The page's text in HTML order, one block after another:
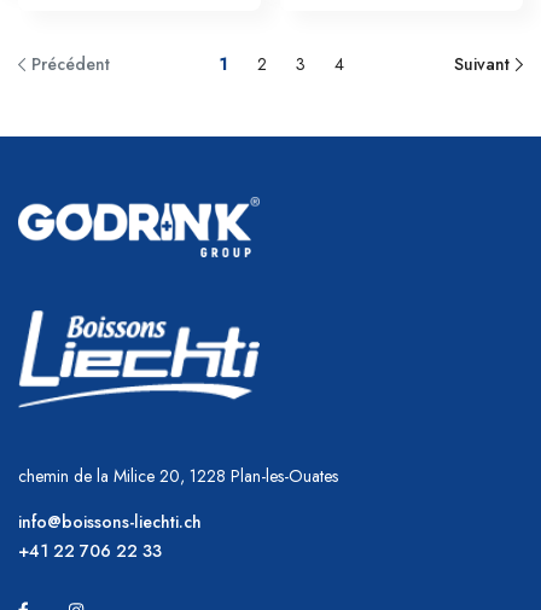
Précédent 1 2 3 4 Suivant
chemin de la Milice 20, 1228 Plan-les-Ouates
info@boissons-liechti.ch
+41 22 706 22 33